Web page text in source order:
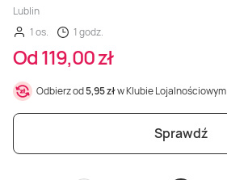
Lublin
1 os.
1 godz.
Od 119,00 zł
Odbierz od5,95 złw Klubie Lojalnościowym
Sprawdź